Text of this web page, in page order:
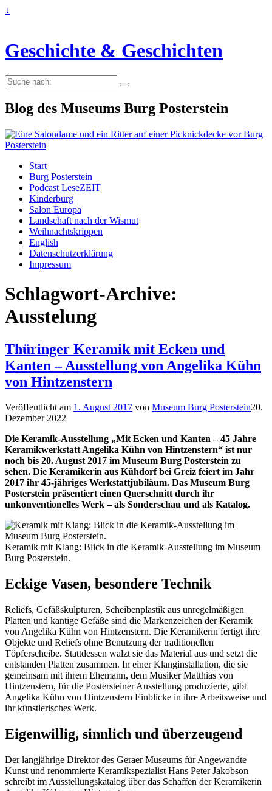
↓
Geschichte & Geschichten
Suche
nach:
Blog des Museums Burg Posterstein
Start
Burg Posterstein
Podcast LeseZEIT
Kinderburg
Salon Europa
Landschaft nach der Wismut
Weihnachtskrippen
English
Datenschutzerklärung
Impressum
Schlagwort-Archive:
Ausstelung
Thüringer Keramik mit Ecken und
Kanten – Ausstellung von Angelika Kühn
von Hintzenstern
Veröffentlicht am 1. August 2017 von Museum Burg Posterstein20.
Dezember 2022
Die Keramik-Ausstellung „Mit Ecken und Kanten – 45 Jahre
Keramikwerkstatt Angelika Kühn von Hintzenstern“ ist nur
noch bis 20. August 2017 im Museum Burg Posterstein zu
sehen. Die Keramikerin aus Kühdorf bei Greiz feiert im Jahr
2017 ihr 45-jähriges Werkstattjubiläum. Das Museum Burg
Posterstein präsentiert einen Querschnitt durch ihr
unkonventionelles Werk – als Sonderschau und als Katalog.
Keramik mit Klang: Blick in die Keramik-Ausstellung im Museum
Burg Posterstein.
Eckige Vasen, besondere Technik
Reliefs, Gefäßskulpturen, Scheibenplastik aus unregelmäßigen
Platten und kantige Gefäße sind die Markenzeichen der Keramik
von Angelika Kühn von Hintzenstern. Die Keramikerin fertigt ihre
Objekte und Reliefs ohne Benutzung der traditionellen
Töpferscheibe. Stattdessen walzt sie das Material aus und setzt die
entstanden Platten zusammen. In einer Klanginstallation, die sie
gemeinsam mit ihrem Ehemann, dem Musiker Matthias von
Hintzenstern, für die Postersteiner Ausstellung produzierte, gibt
Angelika Kühn von Hintzenstern Einblicke in ihre Arbeitsweise und
ihr künstlerisches Werk.
Eigenwillig, sinnlich und überzeugend
Der langjährige Direktor des Geraer Museums für Angewandte
Kunst und renommierte Keramikspezialist Hans Peter Jakobson
schreibt im Ausstellungskatalog über das Schaffen der Keramikerin